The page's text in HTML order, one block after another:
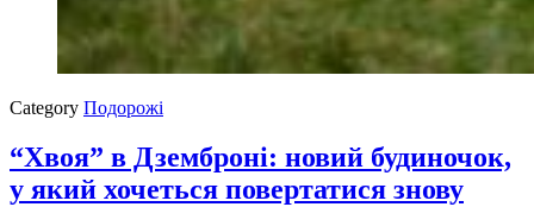
Category Подорожі
“Хвоя” в Дземброні: новий будиночок,
у який хочеться повертатися знову